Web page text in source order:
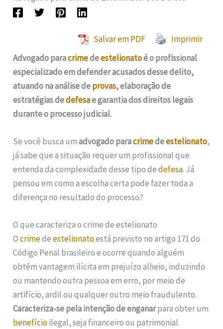
Salvar em PDF
Imprimir
Advogado paracrimedeestelionatoé o profissional
especializado em defender acusados desse delito,
atuando na análise deprovas, elaboração de
estratégias dedefesae garantia dos direitos legais
durante o processo judicial.
Se você busca umadvogado paracrimedeestelionato,
já sabe que a situação requer um profissional que
entenda da complexidade desse tipo dedefesa. Já
pensou em como a escolha certa pode fazer toda a
diferença no resultado do processo?
O que caracteriza o crime de estelionato
Ocrimedeestelionatoestá previsto no artigo 171 do
Código Penal brasileiro e ocorre quando alguém
obtém vantagem ilícita em prejuízo alheio, induzindo
ou mantendo outra pessoa em erro, por meio de
artifício, ardil ou qualquer outro meio fraudulento.
Caracteriza-se pela intenção de enganarpara obter um
benefícioilegal, seja financeiro ou patrimonial.